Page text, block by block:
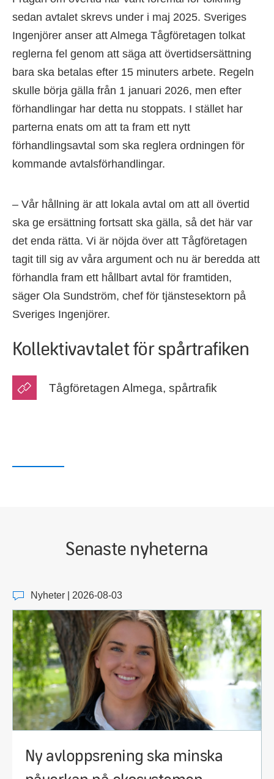
sedan avtalet skrevs under i maj 2025. Sveriges
Ingenjörer anser att Almega Tågföretagen tolkat
reglerna fel genom att säga att övertidsersättning
bara ska betalas efter 15 minuters arbete. Regeln
skulle börja gälla från 1 januari 2026, men efter
förhandlingar har detta nu stoppats. I stället har
parterna enats om att ta fram ett nytt
förhandlingsavtal som ska reglera ordningen för
kommande avtalsförhandlingar.
– Vår hållning är att lokala avtal om att all övertid
ska ge ersättning fortsatt ska gälla, så det här var
det enda rätta. Vi är nöjda över att Tågföretagen
tagit till sig av våra argument och nu är beredda att
förhandla fram ett hållbart avtal för framtiden,
säger Ola Sundström, chef för tjänstesektorn på
Sveriges Ingenjörer.
Kollektivavtalet för spårtrafiken
Tågföretagen Almega, spårtrafik
Senaste nyheterna
Nyheter | 2026-08-03
Ny avloppsrening ska minska